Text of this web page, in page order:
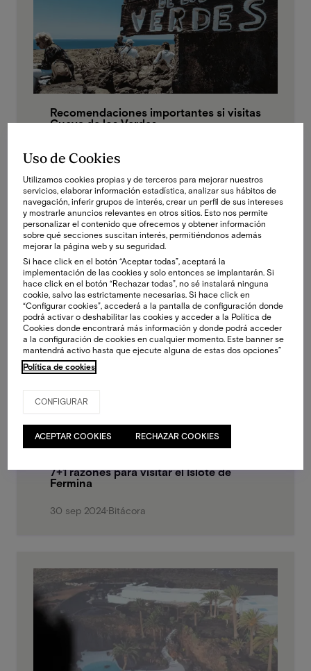
Recomendaciones importantes si visitas
Cueva de los Verdes
31 oct 2024 ·Bitácora
7+1 razones para visitar el Islote de
Fermina
30 sep 2024·Bitácora
Uso de Cookies
Utilizamos cookies propias y de terceros para mejorar nuestros
servicios, elaborar información estadística, analizar sus hábitos de
navegación, inferir grupos de interés, crear un perfil de sus intereses
y mostrarle anuncios relevantes en otros sitios. Esto nos permite
personalizar el contenido que ofrecemos y obtener información
sobre qué secciones suscitan interés, permitiéndonos además
mejorar la página web y su seguridad.
Si hace click en el botón “Aceptar todas”, aceptará la
implementación de las cookies y solo entonces se implantarán. Si
hace click en el botón “Rechazar todas”, no sé instalará ninguna
cookie, salvo las estrictamente necesarias. Si hace click en
“Configurar cookies”, accederá a la pantalla de configuración donde
podrá activar o deshabilitar las cookies y acceder a la Política de
Cookies donde encontrará más información y donde podrá acceder
a la configuración de cookies en cualquier momento. Este banner se
mantendrá activo hasta que ejecute alguna de estas dos opciones”
Política de cookies
CONFIGURAR
RECHAZAR COOKIES
ACEPTAR COOKIES